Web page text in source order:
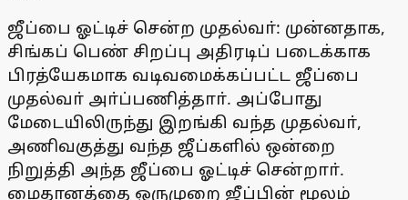
ஜீப்பை ஓட்டிச் சென்ற முதல்வா்: முன்னதாக,
சிங்கப் பெண் சிறப்பு அதிரடிப் படைக்காக
பிரத்யேகமாக வடிவமைக்கப்பட்ட ஜீப்பை
முதல்வா் அா்ப்பணித்தாா். அப்போது
மேடையிலிருந்து இறங்கி வந்த முதல்வா்,
அணிவகுத்து வந்த ஜீப்களில் ஒன்றை
நிறுத்தி அந்த ஜீப்பை ஓட்டிச் சென்றாா்.
மைதானத்தை ஒருமுறை ஜீப்பின் மூலம்